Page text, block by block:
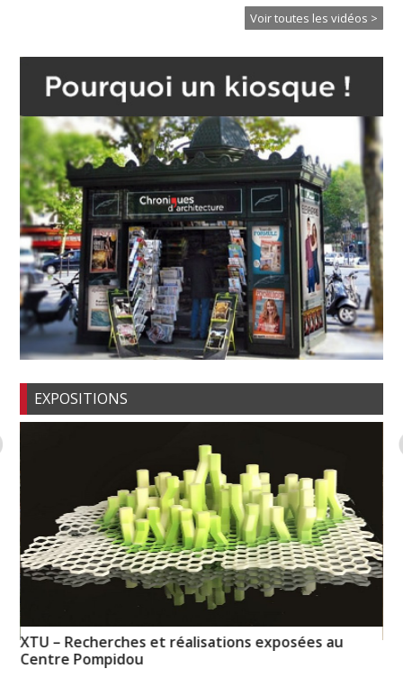
Voir toutes les vidéos >
EXPOSITIONS
XTU – Recherches et réalisations exposées au
Centre Pompidou